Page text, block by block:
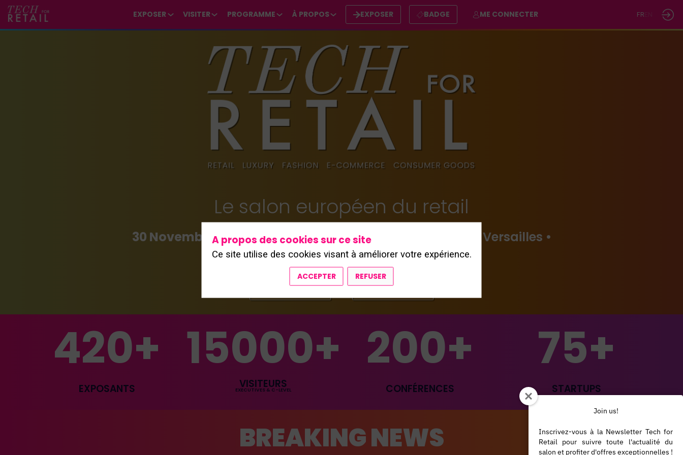
EXPOSER VISITER PROGRAMME À PROPOS EXPOSER BADGE ME CONNECTER FR
Le salon européen du retail
30 Novembre - 1er décembre 2026• Paris Expo, Porte de Versailles •
Hall 7.2
EXPOSER BADGE
420+
EXPOSANTS
15000+
VISITEURS
EXECUTIVES & C-LEVEL
200+
CONFÉRENCES
75+
STARTUPS
BREAKING NEWS
A propos des cookies sur ce site
Ce site utilise des cookies visant à améliorer votre expérience.
ACCEPTER REFUSER
*/ /*--*/
Join us!
Inscrivez-vous à la Newsletter Tech for
Retail pour suivre toute l'actualité du
salon et profiter d'offres exceptionnelles !